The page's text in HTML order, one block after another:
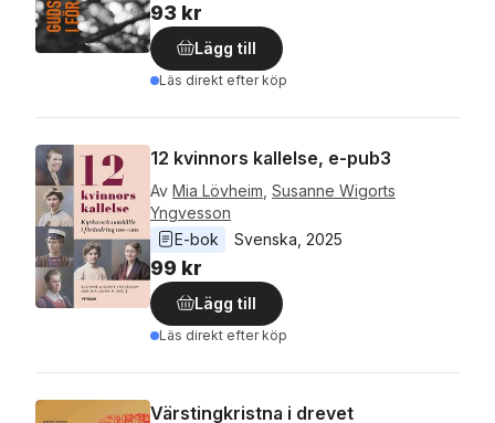
93 kr
Lägg till
Läs direkt efter köp
12 kvinnors kallelse, e-pub3
Av Mia Lövheim Susanne Wigorts
Yngvesson
E-bok
Svenska 2025
99 kr
Lägg till
Läs direkt efter köp
Värstingkristna i drevet